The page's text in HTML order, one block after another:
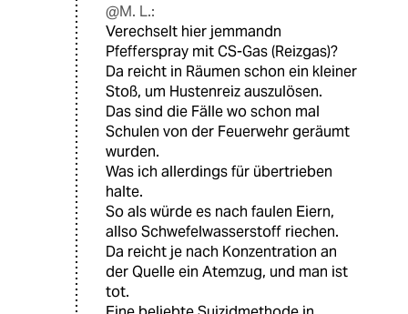
@M. L.:
Verechselt hier jemmandn
Pfefferspray mit CS-Gas (Reizgas)?
Da reicht in Räumen schon ein kleiner
Stoß, um Hustenreiz auszulösen.
Das sind die Fälle wo schon mal
Schulen von der Feuerwehr geräumt
wurden.
Was ich allerdings für übertrieben
halte.
So als würde es nach faulen Eiern,
allso Schwefelwasserstoff riechen.
Da reicht je nach Konzentration an
der Quelle ein Atemzug, und man ist
tot.